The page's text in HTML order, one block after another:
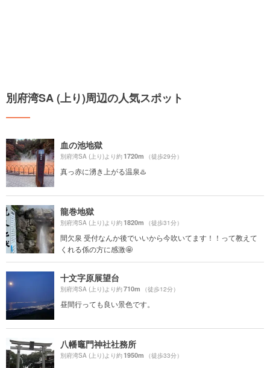
別府湾SA (上り)周辺の人気スポット
血の池地獄
別府湾SA (上り)より約1720m （徒歩29分）
真っ赤に湧き上がる温泉♨️
龍巻地獄
別府湾SA (上り)より約1820m （徒歩31分）
間欠泉 受付なんか後でいいから今吹いてます！！って教えて
くれる係の方に感激🤩
十文字原展望台
別府湾SA (上り)より約710m （徒歩12分）
昼間行っても良い景色です。
八幡竈門神社社務所
別府湾SA (上り)より約1950m （徒歩33分）